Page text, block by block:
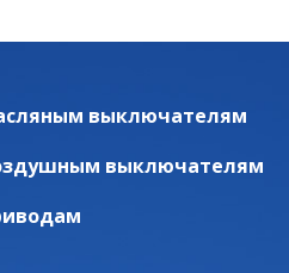
выключателям
выключателям